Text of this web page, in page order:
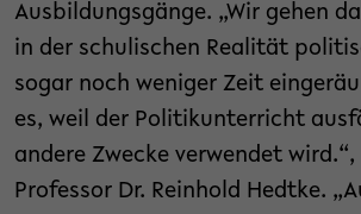
Ausbildungsgänge. „Wir gehen
in der schulischen Realität
sogar noch weniger Zeit
es, weil der Politikunterricht
andere Zwecke verwendet
Professor Dr. Reinhold Hedtke.